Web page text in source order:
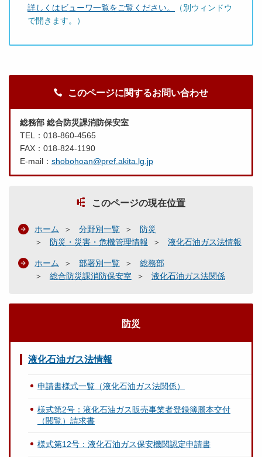
詳しくはビューワ一覧をご覧ください。
（別ウィンドウ
で開きます。）
このページに関するお問い合わせ
総務部 総合防災課消防保安室
TEL：018-860-4565
FAX：018-824-1190
E-mail： shobohoan@pref.akita.lg.jp
このページの現在位置
ホーム 分野別一覧
防災
防災・災害・危機管理情報
液化石油ガス法情報
ホーム 部署別一覧
総務部
総合防災課消防保安室
液化石油ガス法関係
防災
液化石油ガス法情報
申請書様式一覧（液化石油ガス法関係）
様式第2号：液化石油ガス販売事業者登録簿謄本交付
（閲覧）請求書
様式第12号：液化石油ガス保安機関認定申請書